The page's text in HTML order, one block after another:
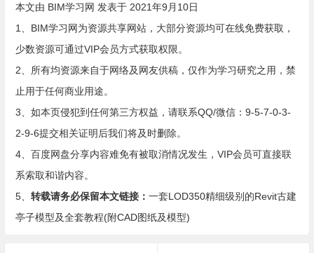
本文由 BIM学习网 发表于 2021年9月10日
1、BIM学习网为资源共享网站，大部分资源均可在线免费获取，
少数资源可通过VIP会员方式获取权限。
2、所有均资源来自于网络及网友供稿，仅作为学习研究之用，禁
止用于任何商业用途。
3、如本页侵犯到任何第三方权益，请联系QQ/微信：9-5-7-0-3-
2-9-6提交相关证明后我们将及时删除。
4、百度网盘分享内容难免有被取消情况发生，VIP会员可直接联
系索取和谐内容。
5、 转载请务必保留本文链接： 一套LOD350精细级别的Revit古建
亭子模型及全套教程(附CAD图纸及模型)